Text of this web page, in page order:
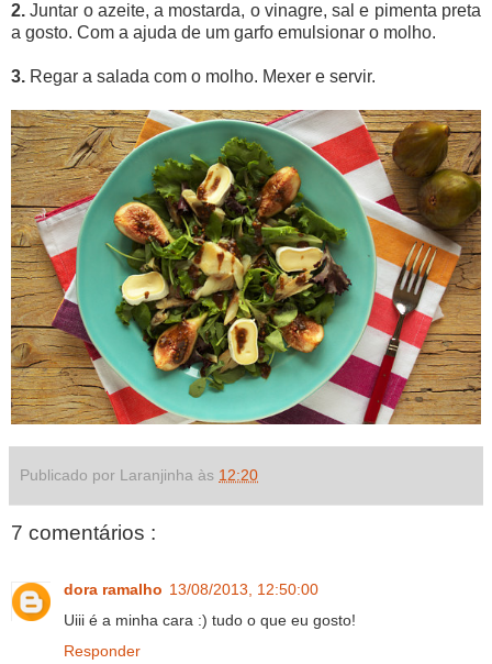
2. Juntar o azeite, a mostarda, o vinagre, sal e pimenta preta
a gosto. Com a ajuda de um garfo emulsionar o molho.
3. Regar a salada com o molho. Mexer e servir.
Publicado por Laranjinha às 12:20
7 comentários :
dora ramalho 13/08/2013, 12:50:00
Uiii é a minha cara :) tudo o que eu gosto!
Responder